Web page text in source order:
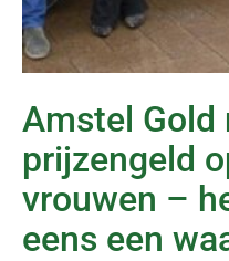
Amstel Gold
prijzengeld
vrouwen –
eens een